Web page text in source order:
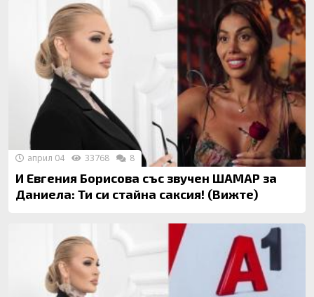
И Евгения Борисова със звучен ШАМАР за
Даниела: Ти си стайна саксия! (Вижте)
април 04 33768 8